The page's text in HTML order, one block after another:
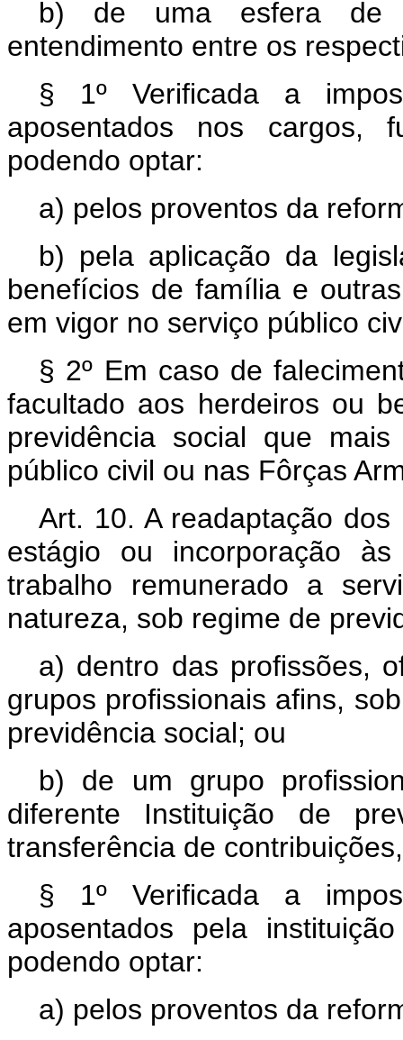
b) de uma esfera de
entendimento entre os
§ 1º Verificada a
aposentados nos cargos,
podendo optar:
a) pelos proventos da
b) pela aplicação da
benefícios de família e
em vigor no serviço público
§ 2º Em caso de
facultado aos herdeiros ou
previdência social que
público civil ou nas Fôrças
Art. 10. A readaptação
estágio ou incorporação
trabalho remunerado a
natureza, sob regime de
a) dentro das profissões,
grupos profissionais afins,
previdência social; ou
b) de um grupo
diferente Instituição de
transferência de
§ 1º Verificada a
aposentados pela
podendo optar:
a) pelos proventos da